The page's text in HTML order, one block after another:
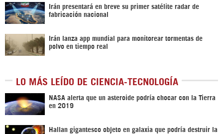
Irán presentará en breve su primer satélite radar de
fabricación nacional
Irán lanza app mundial para monitorear tormentas de
polvo en tiempo real
LO MÁS LEÍDO DE CIENCIA-TECNOLOGÍA
NASA alerta que un asteroide podría chocar con la Tierra
en 2019
Hallan gigantesco objeto en galaxia que podría destruir la